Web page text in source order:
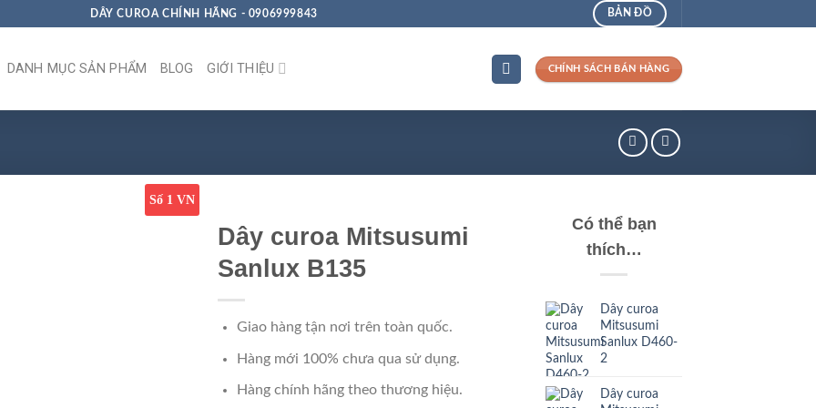
DÂY CUROA CHÍNH HÃNG - 0906999843 BẢN ĐỒ
DANH MỤC SẢN PHẨM BLOG GIỚI THIỆU CHÍNH SÁCH BÁN HÀNG
Số 1 VN
Dây curoa Mitsusumi
Sanlux B135
Giao hàng tận nơi trên toàn quốc.
Hàng mới 100% chưa qua sử dụng.
Hàng chính hãng theo thương hiệu.
Có thể bạn
thích…
Dây curoa
Mitsusumi
Sanlux D460-
2
Dây curoa